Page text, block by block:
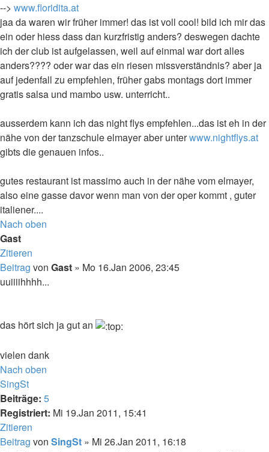
--> www.floridita.at
jaa da waren wir früher immer! das ist voll cool! bild ich mir das
ein oder hiess dass dan kurzfristig anders? deswegen dachte
ich der club ist aufgelassen, weil auf einmal war dort alles
anders???? oder war das ein riesen missverständnis? aber ja
auf jedenfall zu empfehlen, früher gabs montags dort immer
gratis salsa und mambo usw. unterricht..
ausserdem kann ich das night flys empfehlen...das ist eh in der
nähe von der tanzschule elmayer aber unterwww.nightflys.at
gibts die genauen infos..
gutes restaurant ist massimo auch in der nähe vom elmayer,
also eine gasse davor wenn man von der oper kommt , guter
italiener....
Nach oben
Gast
Zitieren
Beitrag von Gast » Mo 16.Jan 2006, 23:45
uuiiiihhhh...
das hört sich ja gut an
vielen dank
Nach oben
SingSt
Beiträge: 5
Registriert: Mi 19.Jan 2011, 15:41
Zitieren
Beitrag von SingSt » Mi 26.Jan 2011, 16:18